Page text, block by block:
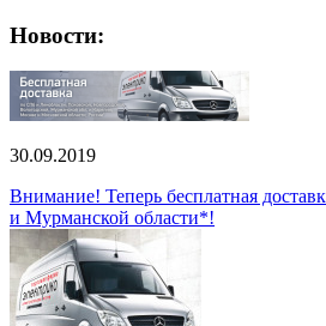
Новости:
30.09.2019
Внимание! Теперь бесплатная
и Мурманской области*!